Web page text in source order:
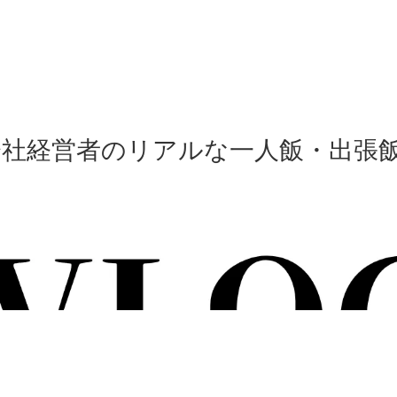
経営者のリアルな一人飯・出張